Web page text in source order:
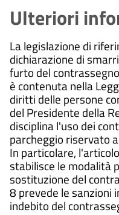
Ulteriori
La legislazione di
dichiarazione di
furto del
è contenuta nella
diritti delle persone
del Presidente della
disciplina l'uso dei
parcheggio riservato
In particolare,
stabilisce le modalità
sostituzione del
8 prevede le sanzioni
indebito del